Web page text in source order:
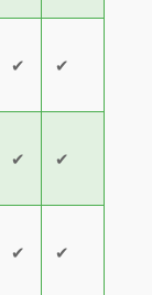
✔ ✔
✔ ✔
✔ ✔